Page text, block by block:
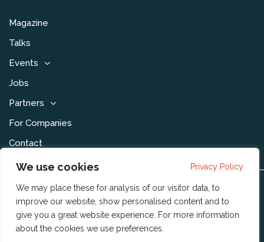
We use cookies Privacy Policy
We may place these for analysis of our visitor data, to
improve our website, show personalised content and to
give you a great website experience. For more information
about the cookies we use preferences
Magazine
Talks
Events
Jobs
Partners
For Companies
Contact
Disclaimer & Voorwaarden
Privacy Statement
Community Policy